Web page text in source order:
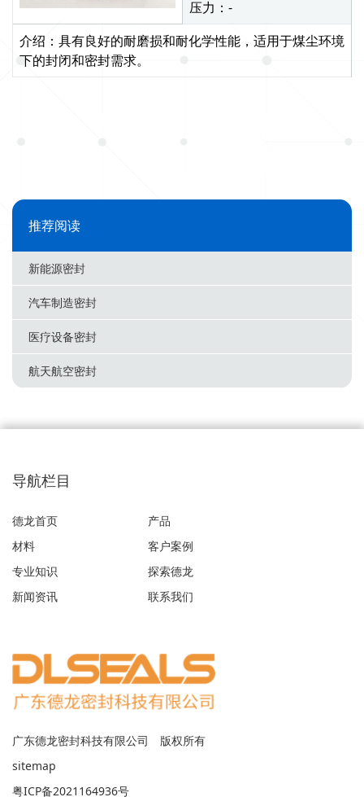
推荐阅读
新能源密封
汽车制造密封
医疗设备密封
航天航空密封
压力：-
介绍：具有良好的耐磨损和耐化学性能，适用于煤尘环境
下的封闭和密封需求。
广东德龙密封科技有限公司 版权所有
sitemap
粤ICP备2021164936号
导航栏目
德龙首页
产品
材料
客户案例
专业知识
探索德龙
新闻资讯
联系我们